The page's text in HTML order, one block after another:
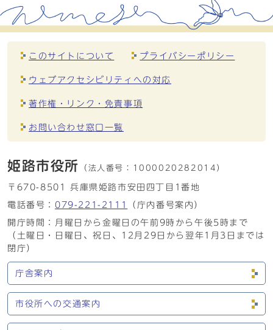
このサイトについて プライバシーポリシー
ウェブアクセシビリティへの対応
著作権・リンク・免責事項
お問い合わせ窓口一覧
姫路市役所 （法人番号： 1000020282014）
〒670-8501 兵庫県姫路市安田四丁目1番地
電話番号： 079-221-2111
（庁内番号案内）
開庁時間：月曜日から金曜日の午前9時から午後5時まで
（土曜日・日曜日、祝日、12月29日から翌年1月3日までは
閉庁）
庁舎案内
市役所への交通案内